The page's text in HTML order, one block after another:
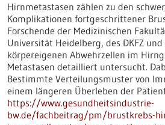
Hirnmetastasen zählen zu den
Komplikationen fortgeschrittener
Forschende der Medizinischen
Universität Heidelberg, des DKFZ
körpereigenen Abwehrzellen im
Metastasen detailliert untersucht.
Bestimmte Verteilungsmuster von
einem längeren Überleben der
https://www.gesundheitsindustrie-
bw.de/fachbeitrag/pm/brustkrebs-